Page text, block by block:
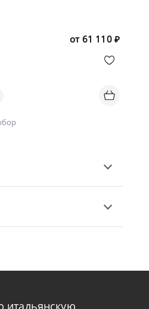
от 61 110 ₽
итальянскую